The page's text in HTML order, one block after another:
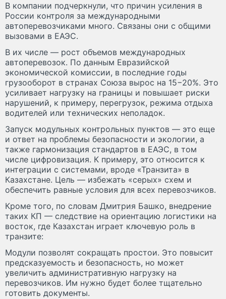
В компании подчеркнули, что причин усиления в
России контроля за международными
автоперевозчиками много. Связаны они с общими
вызовами в ЕАЭС.
В их числе — рост объемов международных
автоперевозок. По данным Евразийской
экономической комиссии, в последние годы
грузооборот в странах Союза вырос на 15−20%. Это
усиливает нагрузку на границы и повышает риски
нарушений, к примеру, перегрузок, режима отдыха
водителей или технических неполадок.
Запуск модульных контрольных пунктов — это еще
и ответ на проблемы безопасности и экологии, а
также гармонизация стандартов в ЕАЭС, в том
числе цифровизация. К примеру, это относится к
интеграции с системами, вроде «Транзита» в
Казахстане. Цель — избежать «серых» схем и
обеспечить равные условия для всех перевозчиков.
Кроме того, по словам Дмитрия Башко, внедрение
таких КП — следствие на ориентацию логистики на
восток, где Казахстан играет ключевую роль в
транзите:
Модули позволят сокращать простои. Это повысит
предсказуемость и безопасность, но может
увеличить административную нагрузку на
перевозчиков. Им нужно будет более тщательно
готовить документы.